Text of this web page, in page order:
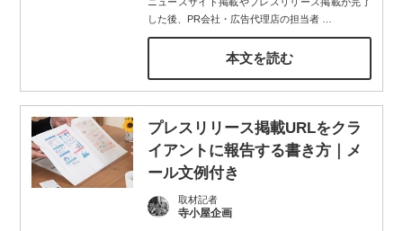
した後、PR会社・広告代理店の担当者…
本文を読む
プレスリリース掲載URLをクラ
イアントに報告する書き方｜メ
ール文例付き
取材記者
寺小屋企画